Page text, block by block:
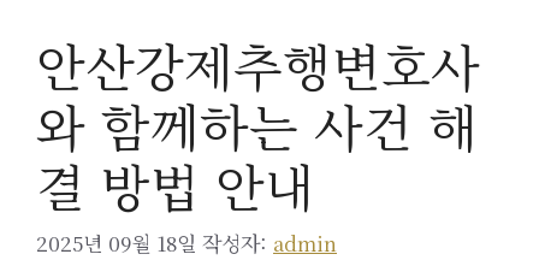
안산강제추행변호사
와 함께하는 사건 해
결 방법 안내
2025년 09월 18일 작성자: admin